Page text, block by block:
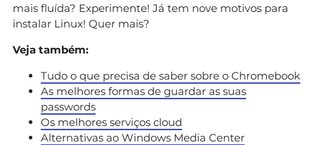
mais fluída? Experimente! Já tem nove motivos para
instalar Linux! Quer mais?
Veja também:
Tudo o que precisa de saber sobre o Chromebook
As melhores formas de guardar as suas
passwords
Os melhores serviços cloud
Alternativas ao Windows Media Center